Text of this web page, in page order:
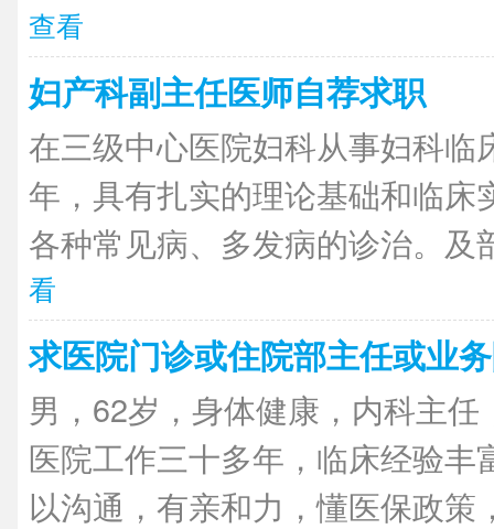
查看
妇产科副主任医师自荐求职
在三级中心医院妇科从事妇科临
年，具有扎实的理论基础和临床
各种常见病、多发病的诊治。及
看
求医院门诊或住院部主任或业
男，62岁，身体健康，内科主
医院工作三十多年，临床经验丰
以沟通，有亲和力，懂医保政策